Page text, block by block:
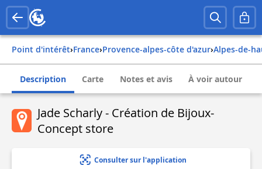
Point d'intérêt› france› provence-alpes-côte d'azur› alpes-de-
Description Carte Notes et avis À voir autour
Jade Scharly - Création de Bijoux-
Concept store
Consulter sur l'application